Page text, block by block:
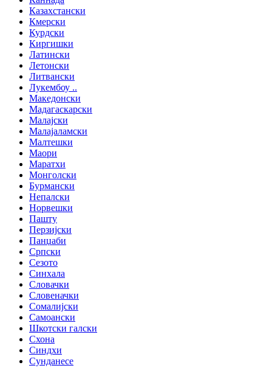
Казахстански
Кмерски
Курдски
Киргишки
Латински
Летонски
Литвански
Лукембоу ..
Македонски
Мадагаскарски
Малајски
Малајаламски
Малтешки
Маори
Маратхи
Монголски
Бурмански
Непалски
Норвешки
Пашту
Перзијски
Панџаби
Српски
Сезото
Синхала
Словачки
Словеначки
Сомалијски
Самоански
Шкотски галски
Схона
Синдхи
Сунданесе